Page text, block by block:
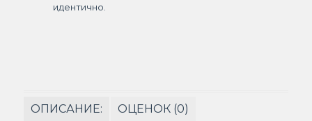
идентично.
ОПИСАНИЕ:
ОЦЕНОК (0)